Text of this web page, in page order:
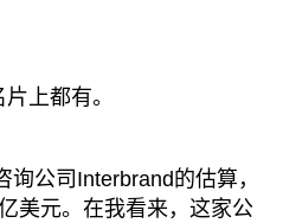
上都有。
公司Interbrand的估算，
美元。在我看来，这家公